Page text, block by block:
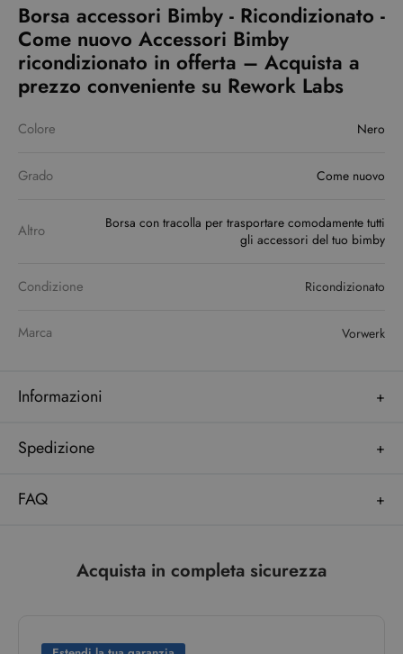
Informazioni
Spedizione
FAQ
Borsa accessori Bimby - Ricondizionato -
Come nuovo Accessori Bimby
ricondizionato in offerta – Acquista a
prezzo conveniente su Rework Labs
Colore Nero
Grado Come nuovo
Altro
Borsa con tracolla per trasportare comodamente tutti
gli accessori del tuo bimby
Condizione Ricondizionato
Marca Vorwerk
Acquista in completa sicurezza